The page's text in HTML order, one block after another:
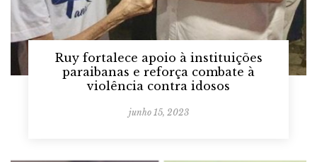
Ruy fortalece apoio à instituições
paraibanas e reforça combate à
violência contra idosos
junho 15, 2023